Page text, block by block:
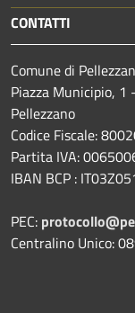
CONTATTI
Comune di
Piazza Municipio,
Pellezzano
Codice Fiscale:
Partita IVA:
IBAN BCP :
PEC:
Centralino Unico: